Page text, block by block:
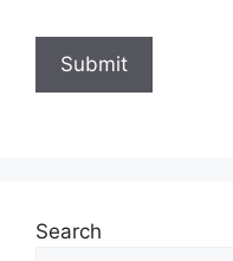
Search